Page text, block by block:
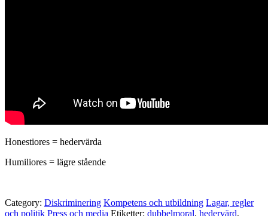
Honestiores = hedervärda
Humiliores = lägre stående
Category: Diskriminering Kompetens och utbildning Lagar, regler
och politik Press och media Etiketter: dubbelmoral, hedervärd,